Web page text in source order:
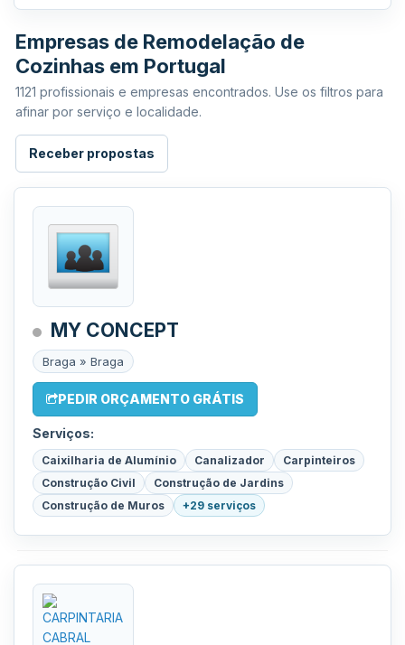
Empresas de Remodelação de
Cozinhas em Portugal
1121 profissionais e empresas encontrados. Use os filtros para
afinar por serviço e localidade.
Receber propostas
MY CONCEPT
Braga » Braga
PEDIR ORÇAMENTO GRÁTIS
Serviços:
Caixilharia de Alumínio Canalizador
Carpinteiros
Construção Civil
Construção de Jardins
Construção de Muros
+29 serviços